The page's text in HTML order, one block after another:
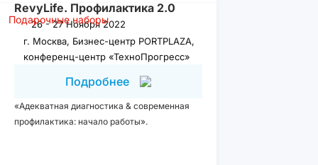
Подарочные наборы
RevyLife. Профилактика 2.0
26 - 27 Ноября 2022
г. Москва, Бизнес-центр PORTPLAZA,
конференц-центр «ТехноПрогресс»
Подробнее
«Адекватная диагностика & современная
профилактика: начало работы».